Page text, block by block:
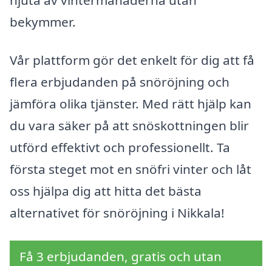
bekymmer.
Vår plattform gör det enkelt för dig att få
flera erbjudanden på snöröjning och
jämföra olika tjänster. Med rätt hjälp kan
du vara säker på att snöskottningen blir
utförd effektivt och professionellt. Ta
första steget mot en snöfri vinter och låt
oss hjälpa dig att hitta det bästa
alternativet för snöröjning i Nikkala!
Få 3 erbjudanden, gratis och utan